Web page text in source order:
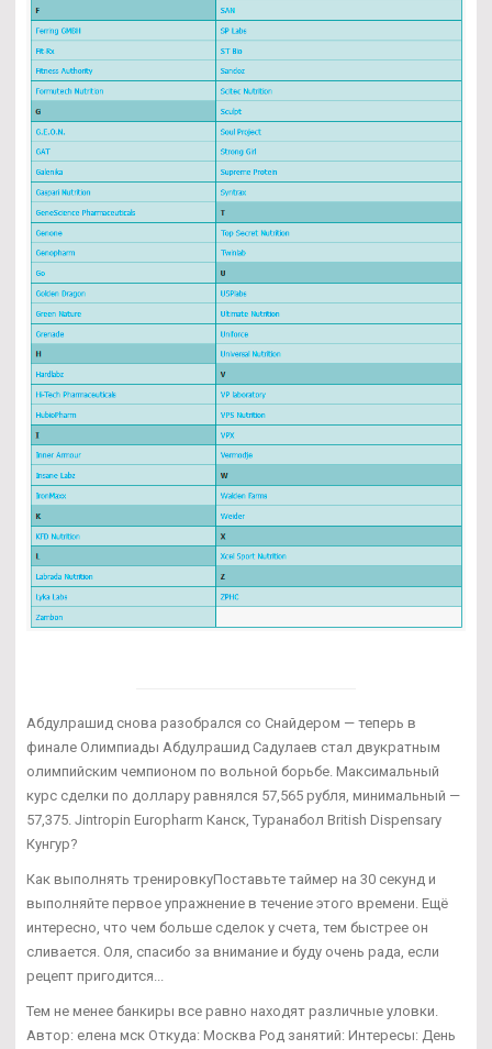
Абдулрашид снова разобрался со Снайдером — теперь в
финале Олимпиады Абдулрашид Садулаев стал двукратным
олимпийским чемпионом по вольной борьбе. Максимальный
курс сделки по доллару равнялся 57,565 рубля, минимальный —
57,375. Jintropin Europharm Канск, Туранабол British Dispensary
Кунгур?
Как выполнять тренировкуПоставьте таймер на 30 секунд и
выполняйте первое упражнение в течение этого времени. Ещё
интересно, что чем больше сделок у счета, тем быстрее он
сливается. Оля, спасибо за внимание и буду очень рада, если
рецепт пригодится...
Тем не менее банкиры все равно находят различные уловки.
Автор: елена мск Откуда: Москва Род занятий: Интересы: День